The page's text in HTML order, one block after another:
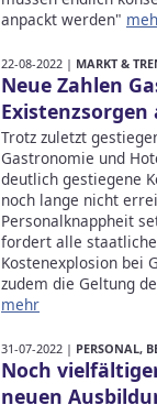
anpackt werden"
22-08-2022 | MARKT &
Neue Zahlen
Existenzsorgen
Trotz zuletzt
Gastronomie und
deutlich gestiegene
noch lange nicht
Personalknappheit
fordert alle
Kostenexplosion bei
zudem die Geltung
mehr
31-07-2022 | PERSONAL,
Noch
neuen